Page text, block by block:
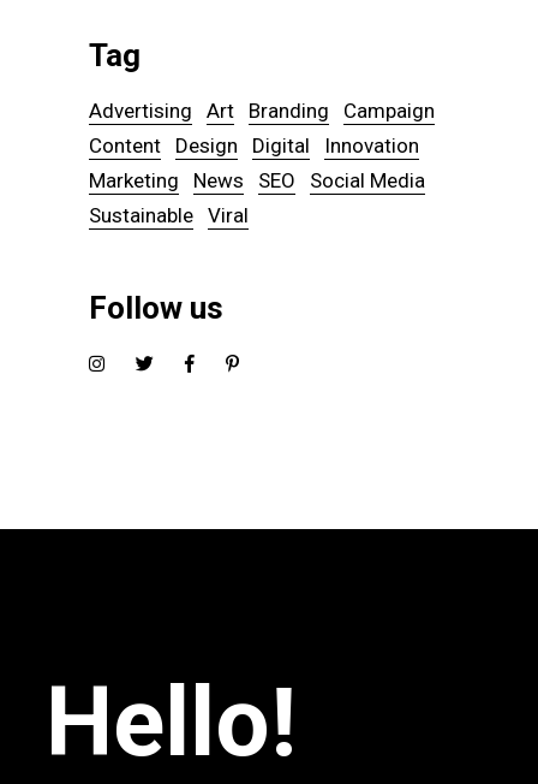
Tag
Advertising Art Branding
Campaign
Content
Design Digital
Innovation
Marketing
News SEO
Social Media
Sustainable Viral
Follow us
Hello!